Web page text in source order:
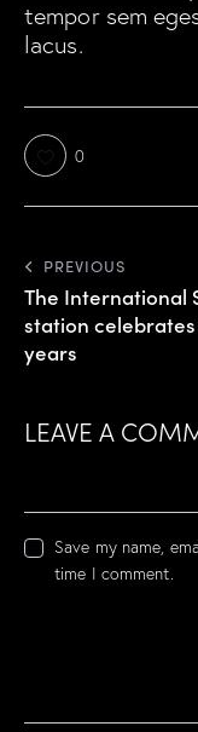
tempor sem
lacus.
0
PREVIOUS
The International
station celebrates
years
LEAVE A
Save my name,
time I comment.